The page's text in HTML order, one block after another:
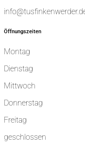
Öffnungszeiten
Montag
Dienstag
Mittwoch
Donnerstag
Freitag
geschlossen